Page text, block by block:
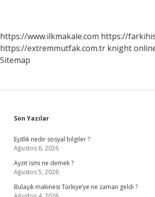
https://www.ilkmakale.com https://
https://extremmutfak.com.tr knight
Sitemap
Sidebar
Son Yazılar
Eşitlik nedir sosyal bilgiler ?
Ağustos 6, 2026
Ayzit ismi ne demek ?
Ağustos 5, 2026
Bulaşık makinesi Türkiye’ye ne zaman geldi ?